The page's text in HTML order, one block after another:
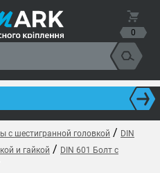
0
с шестигранной головкой / DIN
и гайкой / DIN 601 Болт с